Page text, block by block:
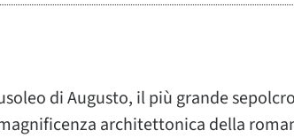
di Augusto, il più grande
architettonica della